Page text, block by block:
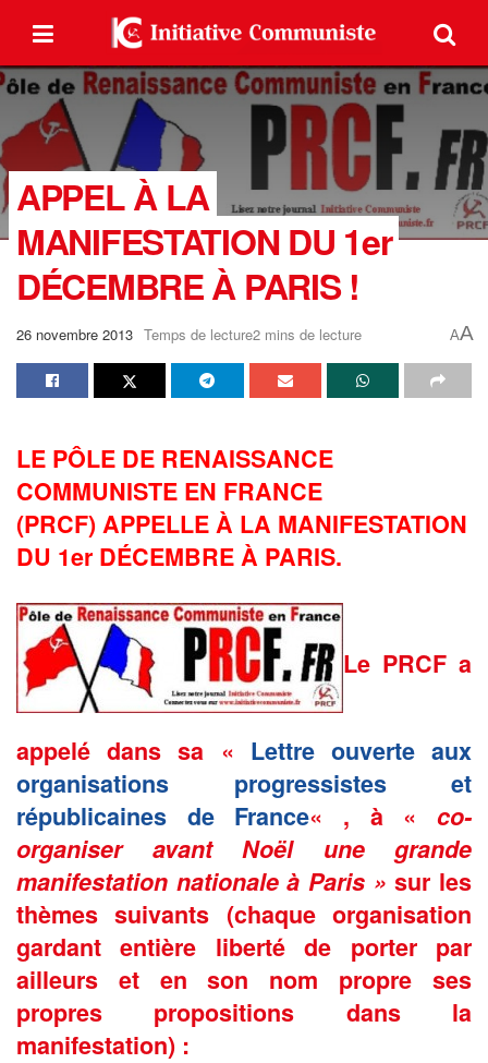
APPEL À LA
MANIFESTATION DU 1er
DÉCEMBRE À PARIS !
26 novembre 2013 Temps de lecture2 mins de lecture AA
LE PÔLE DE RENAISSANCE
COMMUNISTE EN FRANCE
(PRCF)APPELLE À LA MANIFESTATION
DU 1er DÉCEMBRE À PARIS.
Le PRCF a
appelé dans sa « Lettre ouverte aux
organisations progressistes et
républicaines de France« , à «co-
organiser avant Noël une grande
manifestation nationale à Paris » sur les
thèmes suivants (chaque organisation
gardant entière liberté de porter par
ailleurs et en son nom propre ses
propres propositions dans la
manifestation) :